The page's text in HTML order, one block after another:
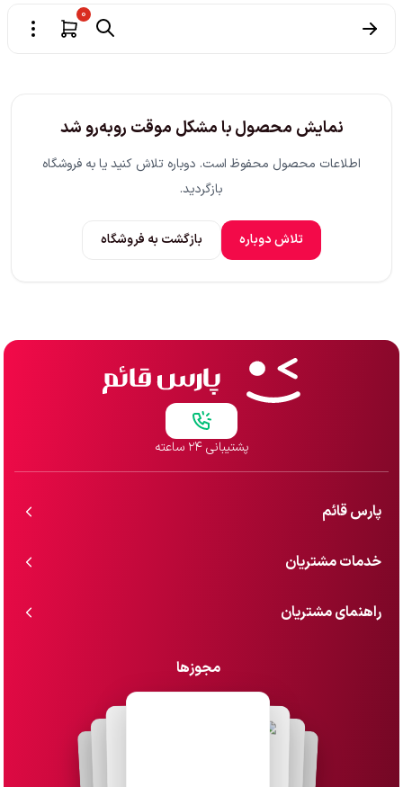
0
نمایش محصول با مشکل موقت روبه‌رو شد
اطلاعات محصول محفوظ است. دوباره تلاش کنید یا به فروشگاه
بازگردید.
تلاش دوباره بازگشت به فروشگاه
پشتیبانی ۲۴ ساعته
پارس قائم
خدمات مشتریان
راهنمای مشتریان
مجوزها